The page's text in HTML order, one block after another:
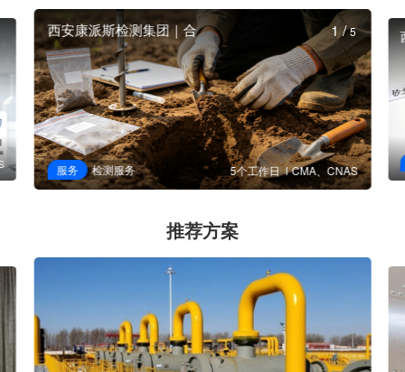
西安康派斯检测集团｜合
服务 检测服务 5个工作日 CMA、CNAS
1/5
推荐方案